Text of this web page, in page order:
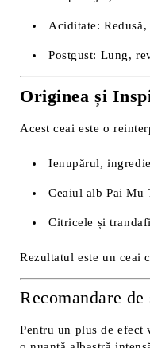
Aciditate:
Postgust: Lung,
Originea și
Acest ceai este o
Ienupărul,
Ceaiul alb Pai Mu
Citricele și
Rezultatul este un ceai
Recomandare
Pentru un plus de efect